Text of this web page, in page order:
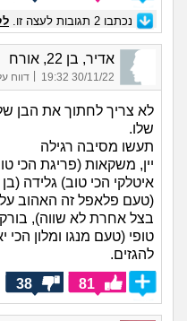
נכתבו 2 תגובות לעצה זו.
אדיר, בן 22, אורח
30/11/22 19:32 דווח
לא צריך לחתוך את הבן
שלו.
תעשו מסיבה רגילה
יין, משקאות (פריגת הכי
איטלקי הכי טוב) גלידה
(טעם פלאפל זה האהוב
בצל אחרת לא שווה),
טופי (טעם מנגו ומלון הכי
להגזים.
81
38